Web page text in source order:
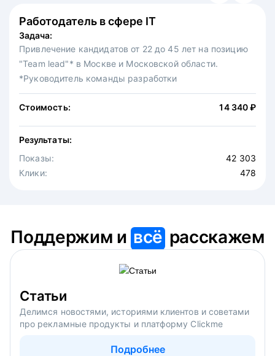
Работодатель в сфере IT
Задача:
Привлечение кандидатов от 22 до 45 лет на позицию
"Team lead"* в Москве и Московской области.
*Руководитель команды разработки
Стоимость: 14 340 ₽
Результаты:
Показы:
42 303
Клики:
478
Федеральная сеть ресторанов
Задача:
Привлечение на вакансию официантов в московскую
точку известной федеральной сети ресторанов.
Стоимость: 30 875 ₽
Результаты:
Показы:
Клики:
475
Поддержим ивсё расскажем
Статьи
Делимся новостями, историями клиентов и советами
про рекламные продукты и платформу Clickme
Подробнее